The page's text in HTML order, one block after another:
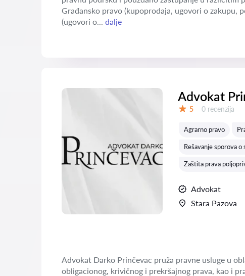
Građansko pravo (kupoprodaja, ugovori o zakupu,
(ugovori o... dalje
Advokat
5 Recenzija:
0 recenzija
Agrarno pravo
Rešavanje sporova
Zaštita prava
Advokat
Stara Pazova
Advokat Darko Prinčevac pruža pravne usluge u
obligacionog, krivičnog i prekršajnog prava, kao i